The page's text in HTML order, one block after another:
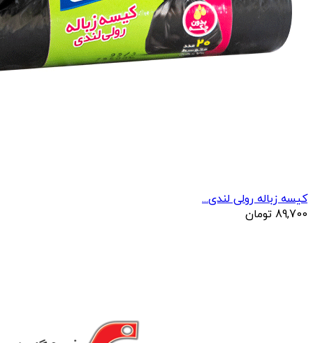
کیسه زباله رولی لندی...
89,700 تومان